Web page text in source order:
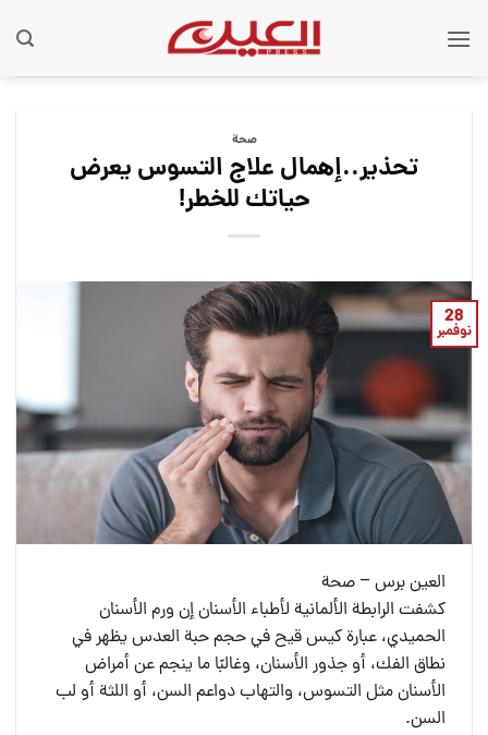
صحة
تحذير..إهمال علاج التسوس يعرض
حياتك للخطر!
28
نوفمبر
العين برس – صحة
كشفت الرابطة الألمانية لأطباء الأسنان إن ورم الأسنان
الحميدي، عبارة كيس قيح في حجم حبة العدس يظهر في
نطاق الفك، أو جذور الأسنان، وغالبًا ما ينجم عن أمراض
الأسنان مثل التسوس، والتهاب دواعم السن، أو اللثة أو لب
السن.